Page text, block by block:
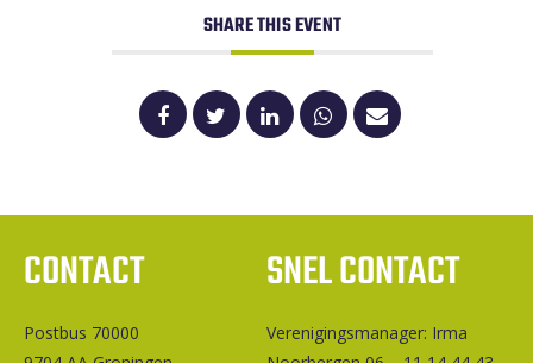
SHARE THIS EVENT
CONTACT
Postbus 70000
SNEL CONTACT
Ver­e­ni­gings­ma­na­ger: Irma